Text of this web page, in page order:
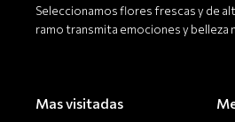
Seleccionamos flores frescas y de
ramo transmita emociones y belleza
Mas visitadas